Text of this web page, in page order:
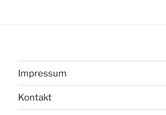
Impressum
Kontakt